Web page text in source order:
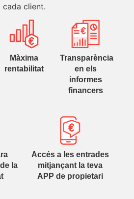
cada client.
Màxima
rentabilitat
Transparència
en els
informes
financers
la
Accés a les entrades
mitjançant la teva
APP de propietari